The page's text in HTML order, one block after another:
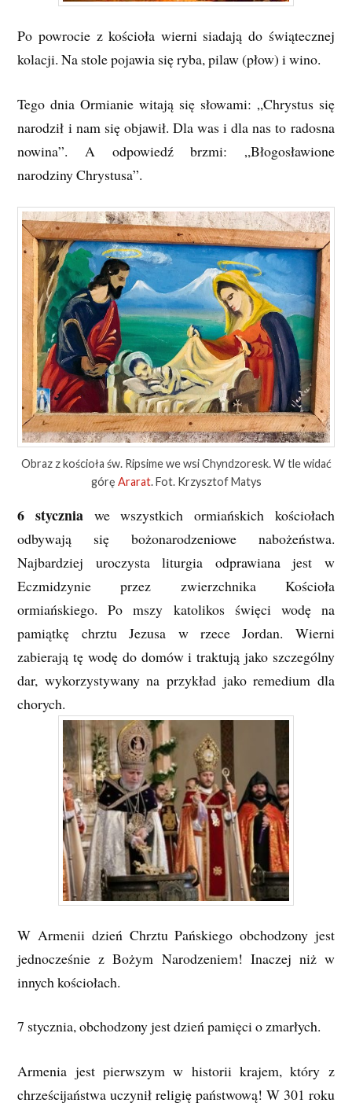
Po powrocie z kościoła wierni siadają do świątecznej
kolacji. Na stole pojawia się ryba, pilaw (płow) i wino.
Tego dnia Ormianie witają się słowami: „Chrystus się
narodził i nam się objawił. Dla was i dla nas to radosna
nowina”. A odpowiedź brzmi: „Błogosławione
narodziny Chrystusa”.
Obraz z kościoła św. Ripsime we wsi Chyndzoresk. W tle widać
górę Ararat. Fot. Krzysztof Matys
6 stycznia we wszystkich ormiańskich kościołach
odbywają się bożonarodzeniowe nabożeństwa.
Najbardziej uroczysta liturgia odprawiana jest w
Eczmidzynie przez zwierzchnika Kościoła
ormiańskiego. Po mszy katolikos święci wodę na
pamiątkę chrztu Jezusa w rzece Jordan. Wierni
zabierają tę wodę do domów i traktują jako szczególny
dar, wykorzystywany na przykład jako remedium dla
chorych.
W Armenii dzień Chrztu Pańskiego obchodzony jest
jednocześnie z Bożym Narodzeniem! Inaczej niż w
innych kościołach.
7 stycznia, obchodzony jest dzień pamięci o zmarłych.
Armenia jest pierwszym w historii krajem, który z
chrześcijaństwa uczynił religię państwową! W 301 roku